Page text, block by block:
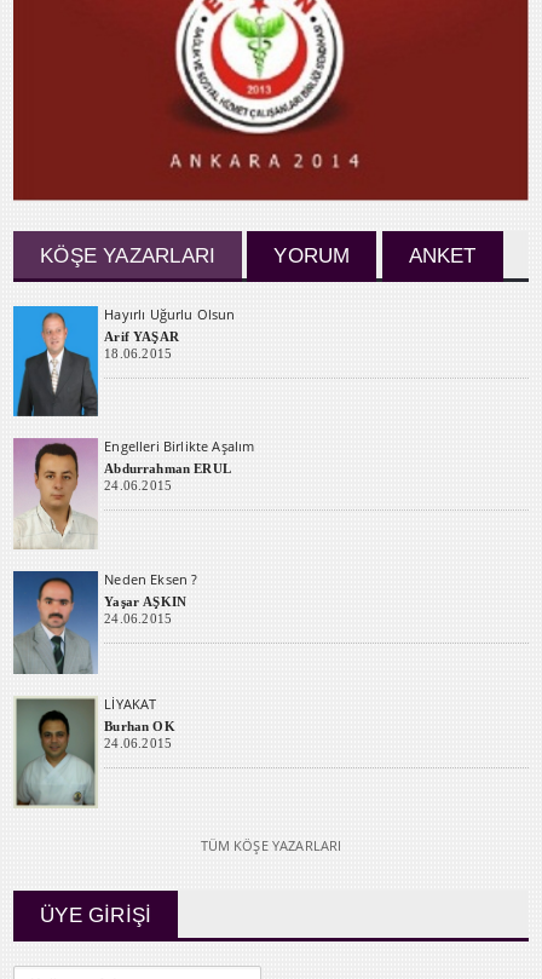
KÖŞE YAZARLARI YORUM ANKET
Hayırlı Uğurlu Olsun
Arif YAŞAR
18.06.2015
Engelleri Birlikte Aşalım
Abdurrahman ERUL
24.06.2015
Neden Eksen ?
Yaşar AŞKIN
24.06.2015
LİYAKAT
Burhan OK
24.06.2015
TÜM KÖŞE YAZARLARI
ÜYE GİRİŞİ